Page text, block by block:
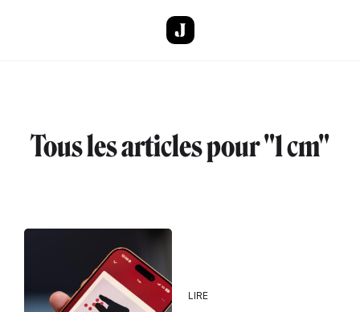
Tous les articles pour "1 cm"
LIRE